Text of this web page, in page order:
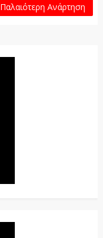
Παλαιότερη Ανάρτηση